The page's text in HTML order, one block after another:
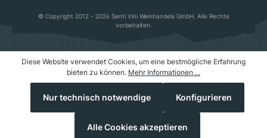
© Copyright 2012 - 2026 Senti Vini Weinhandels GmbH. Alle Rechte
vorbehalten.
Diese Website verwendet Cookies, um eine bestmögliche Erfahrung
bieten zu können. Mehr Informationen ...
Nur technisch notwendige Konfigurieren
Alle Cookies akzeptieren